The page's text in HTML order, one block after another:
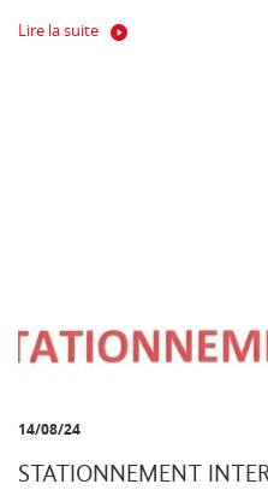
Lire la suite
14/08/24
STATIONNEMENT